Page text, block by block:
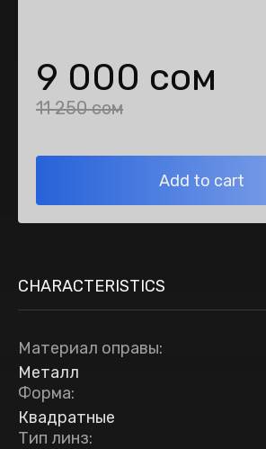
9 000 сом
11 250 сом
Add to cart
CHARACTERISTICS
Материал оправы:
Металл
Форма:
Квадратные
Тип линз: